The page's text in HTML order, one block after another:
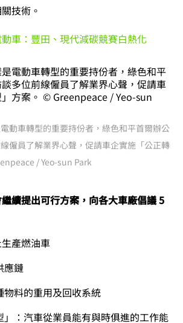
技術。
車：豐田、現代減碳競賽白熱化
動車轉型的重要持份者，綠色和平首爾辦公
僱員了解業界心聲，促請車企實施「公正轉
/ Yeo-sun Park
續提出可行方案，向各大車廠倡議 5
產燃油車
應鏈
物料的重用及回收系統
」：汽車從業員能有與時俱進的工作能